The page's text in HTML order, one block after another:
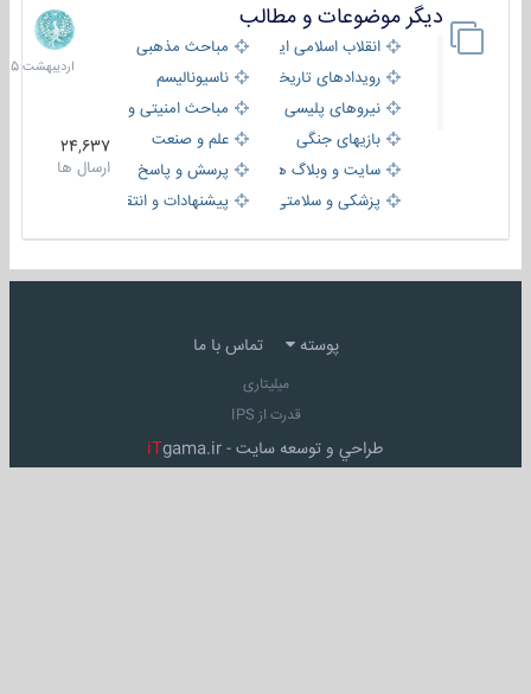
دیگر موضوعات و مطالب
انقلاب اسلامی ایران
مباحث مذهبی
رویدادهای تاریخی و مذهبیناسیونالیسم
نیروهای پلیسی
مباحث امنیتی و اطلاعاتی
بازیهای جنگی
علم و صنعت
سایت و وبلاگ ها
پرسش و پاسخ
پزشکی و سلامتی
پیشنهادات و انتقادات
24,637
ارسال ها
8
1405
پوسته تماس با ما
میلیتاری
قدرت از IPS
طراحي و توسعه سايت - iTgama.ir